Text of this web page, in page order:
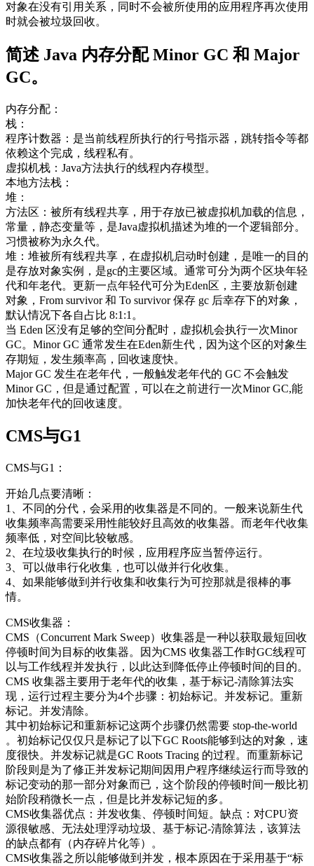
对象在没有引用关系，同时不会被所使用的应用程序再次使用
时就会被垃圾回收。
简述 Java 内存分配 Minor GC 和 Major
GC。
内存分配：
栈：
程序计数器：是当前线程所执行的行号指示器，跳转指令等都
依赖这个完成，线程私有。
虚拟机栈：Java方法执行的线程内存模型。
本地方法栈：
堆：
方法区：被所有线程共享，用于存放已被虚拟机加载的信息，
常量，静态变量等，是Java虚拟机描述为堆的一个逻辑部分。
习惯被称为永久代。
堆：堆被所有线程共享，在虚拟机启动时创建，是唯一的目的
是存放对象实例，是gc的主要区域。通常可分为两个区块年轻
代和年老代。更新一点年轻代可分为Eden区，主要放新创建
对象，From survivor 和 To survivor 保存 gc 后幸存下的对象，
默认情况下各自占比 8:1:1。
当 Eden 区没有足够的空间分配时，虚拟机会执行一次Minor
GC。Minor GC 通常发生在Eden新生代，因为这个区的对象生
存期短，发生频率高，回收速度快。
Major GC 发生在老年代，一般触发老年代的 GC 不会触发
Minor GC，但是通过配置，可以在之前进行一次Minor GC,能
加快老年代的回收速度。
CMS与G1
CMS与G1：
开始几点要清晰：
1、不同的分代，会采用的收集器是不同的。一般来说新生代
收集频率高需要采用性能较好且高效的收集器。而老年代收集
频率低，对空间比较敏感。
2、在垃圾收集执行的时候，应用程序应当暂停运行。
3、可以做串行化收集，也可以做并行化收集。
4、如果能够做到并行收集和收集行为可控那就是很棒的事
情。
CMS收集器：
CMS（Concurrent Mark Sweep）收集器是一种以获取最短回收
停顿时间为目标的收集器。因为CMS 收集器工作时GC线程可
以与工作线程并发执行，以此达到降低停止停顿时间的目的。
CMS 收集器主要用于老年代的收集，基于标记-清除算法实
现，运行过程主要分为4个步骤：初始标记。并发标记。重新
标记。并发清除。
其中初始标记和重新标记这两个步骤仍然需要 stop-the-world
。初始标记仅仅只是标记了以下GC Roots能够到达的对象，速
度很快。并发标记就是GC Roots Tracing 的过程。而重新标记
阶段则是为了修正并发标记期间因用户程序继续运行而导致的
标记变动的那一部分对象而已，这个阶段的停顿时间一般比初
始阶段稍微长一点，但是比并发标记短的多。
CMS收集器优点：并发收集、停顿时间短。缺点：对CPU资
源很敏感、无法处理浮动垃圾、基于标记-清除算法，该算法
的缺点都有（内存碎片化等）。
CMS收集器之所以能够做到并发，根本原因在于采用基于“标